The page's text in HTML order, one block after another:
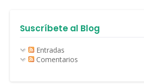
Suscríbete al Blog
Entradas
Comentarios